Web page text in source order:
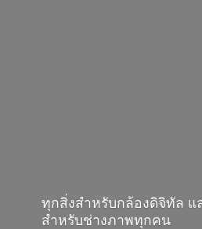
ทุกสิ่งสำหรับกล้องดิจิทัล แ
สำหรับช่างภาพทุกคน